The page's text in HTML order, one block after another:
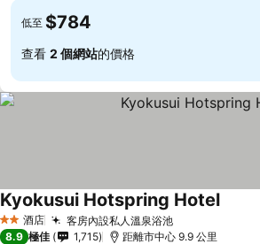
低至 $784
查看 2 個網站的價格
2 星級酒店 客房內設私人溫泉浴池
Kyokusui Hotspring Hotel
8.9 極佳 1,715 距離市中心 9.9 公里